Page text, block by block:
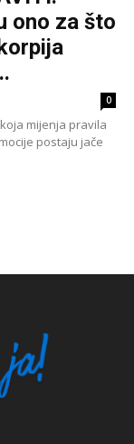
ono za što
0
mijenja pravila
postaju jače